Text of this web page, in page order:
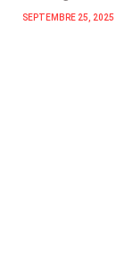
SEPTEMBRE 25, 2025